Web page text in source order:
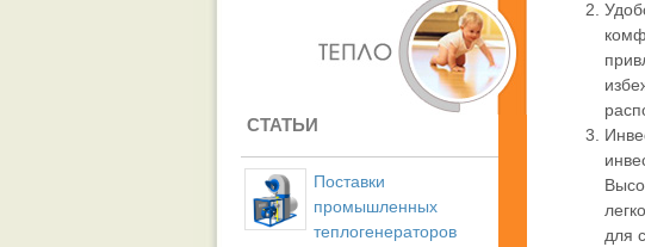
СТАТЬИ
Поставки
промышленных
теплогенераторов
для